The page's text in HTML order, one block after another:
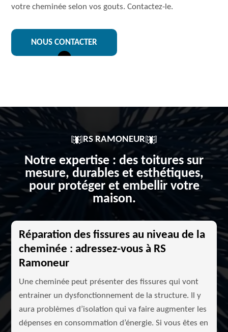
votre cheminée selon vos gouts. Contactez-le.
NOUS CONTACTER
RS RAMONEUR
Notre expertise : des toitures sur
mesure, durables et esthétiques,
pour protéger et embellir votre
maison.
Réparation des fissures au niveau de la
cheminée : adressez-vous à RS
Ramoneur
Une cheminée peut présenter des fissures qui vont
entrainer un dysfonctionnement de la structure. Il y
aura problèmes d’isolation qui va faire augmenter les
dépenses en consommation d’énergie. Si vous êtes en